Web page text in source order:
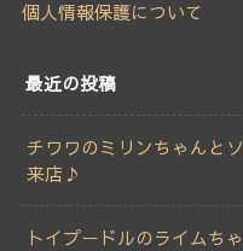
個人情報保護について
最近の投稿
チワワのミリンちゃんと
来店♪
トイプードルのライムち